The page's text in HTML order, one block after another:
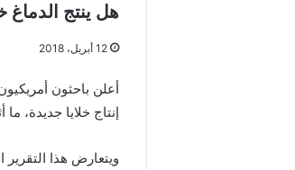
هل ينتج الدماغ
12 أبريل، 2018
أعلن باحثون
إنتاج خلايا جديدة،
ويتعارض هذا